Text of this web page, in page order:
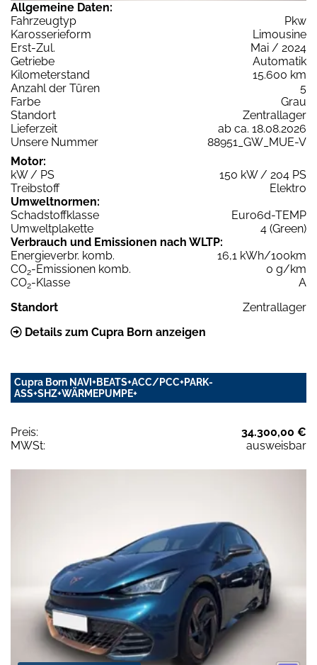
Allgemeine Daten:
Fahrzeugtyp
Pkw
Karosserieform
Limousine
Erst-Zul.
Mai / 2024
Getriebe
Automatik
Kilometerstand
15.600 km
Anzahl der Türen
5
Farbe
Grau
Standort
Zentrallager
Lieferzeit
ab ca. 18.08.2026
Unsere Nummer
88951_GW_MUE-V
Motor:
kW / PS
150 kW / 204 PS
Treibstoff
Elektro
Umweltnormen:
Schadstoffklasse
Euro6d-TEMP
Umweltplakette
4 (Green)
Verbrauch und Emissionen nach WLTP:
Energieverbr. komb.
16,1 kWh/100km
CO2-Emissionen komb.
0 g/km
CO2-Klasse
A
Standort
Zentrallager
Details zum Cupra Born anzeigen
Cupra Born NAVI+BEATS+ACC/PCC+PARK-
ASS+SHZ+WÄRMEPUMPE+
Preis:
34.300,00 €
MWSt:
ausweisbar